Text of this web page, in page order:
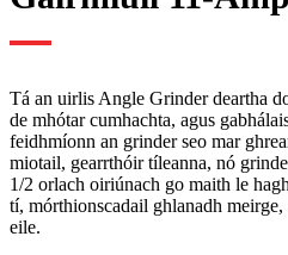
Tá an uirlis Angle Grinder deartha
de mhótar cumhachta, agus
feidhmíonn an grinder seo mar
miotail, gearrthóir tíleanna, nó
1/2 orlach oiriúnach go maith le
tí, mórthionscadail ghlanadh meirge,
eile.